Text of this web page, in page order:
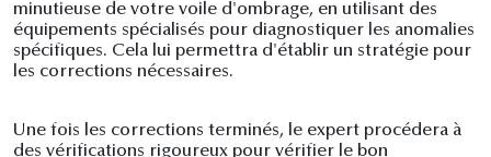
minutieuse de votre voile d'ombrage, en utilisant des
équipements spécialisés pour diagnostiquer les anomalies
spécifiques. Cela lui permettra d'établir un stratégie pour
les corrections nécessaires.
Une fois les corrections terminés, le expert procédera à
des vérifications rigoureux pour vérifier le bon